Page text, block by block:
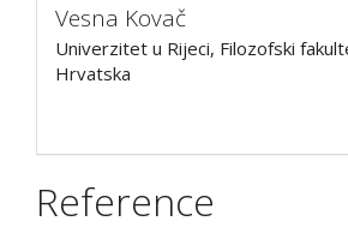
Vesna Kovač
Univerzitet u Rijeci, Filozofski
Hrvatska
Reference